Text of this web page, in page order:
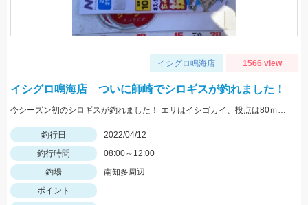
イシグロ鳴海店 1566 view
イシグロ鳴海店 ついに師崎でシロギスが釣れました！
今シーズン初のシロギスが釣れました！ エサはイシゴカイ、投点は80ｍくらいでした。
釣行日
2022/04/12
釣行時間
08:00～12:00
釣場
南知多周辺
ポイント